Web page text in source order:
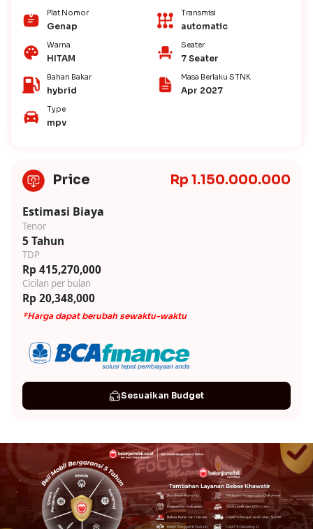
Plat Nomor
Genap
Transmisi
automatic
Warna
HITAM
Seater
7 Seater
Bahan Bakar
hybrid
Masa Berlaku STNK
Apr 2027
Type
mpv
Price Rp 1.150.000.000
Estimasi Biaya
Tenor
5 Tahun
TDP
Rp 415,270,000
Cicilan per bulan
Rp 20,348,000
*Harga dapat berubah sewaktu-waktu
Sesuaikan Budget